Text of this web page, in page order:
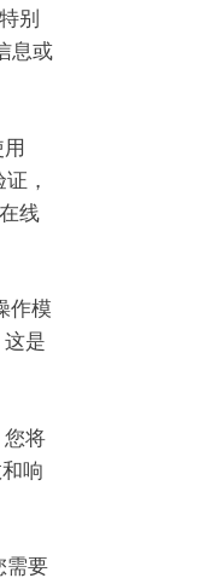
别
息或
，
线
作模
是
您将
响
需要